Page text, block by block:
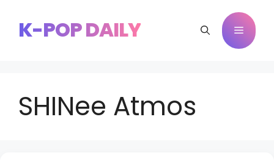
paraK-POP DAILY Menu
SHINee Atmos